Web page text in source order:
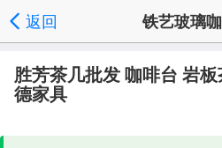
返回 铁艺玻璃
发送询价| 分享好友|家具批发
胜芳茶几批发 咖啡台 岩
德家具